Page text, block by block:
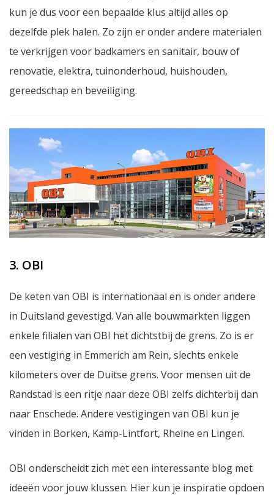
kun je dus voor een bepaalde klus altijd alles op
dezelfde plek halen. Zo zijn er onder andere materialen
te verkrijgen voor badkamers en sanitair, bouw of
renovatie, elektra, tuinonderhoud, huishouden,
gereedschap en beveiliging.
3. OBI
De keten van OBI is internationaal en is onder andere
in Duitsland gevestigd. Van alle bouwmarkten liggen
enkele filialen van OBI het dichtstbij de grens. Zo is er
een vestiging in Emmerich am Rein, slechts enkele
kilometers over de Duitse grens. Voor mensen uit de
Randstad is een ritje naar deze OBI zelfs dichterbij dan
naar Enschede. Andere vestigingen van OBI kun je
vinden in Borken, Kamp-Lintfort, Rheine en Lingen.
OBI onderscheidt zich met een interessante blog met
ideeën voor jouw klussen. Hier kun je inspiratie opdoen